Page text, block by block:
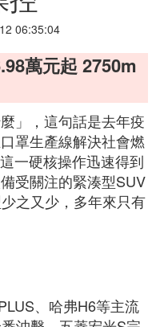
06:35:04
萬元起 2750m
」，這句話是去年疫
罩生產線解決社會燃
一硬核操作迅速得到
受關注的緊湊型SUV
之又少，多年來只有
、哈弗H6等主流